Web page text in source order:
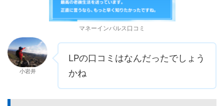
マネーインパルス口コミ
小岩井
LPの口コミはなんだったでしょう
かね